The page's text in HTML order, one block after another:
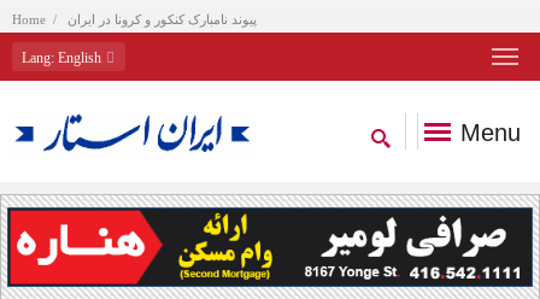
Home پیوند نامبارک کنکور و کرونا در ایران
Lang: English
Menu